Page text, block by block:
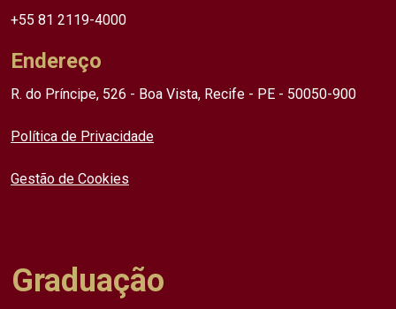
+55 81 2119-4000
Endereço
R. do Príncipe, 526 - Boa Vista, Recife - PE - 50050-900
Política de Privacidade
Gestão de Cookies
Graduação